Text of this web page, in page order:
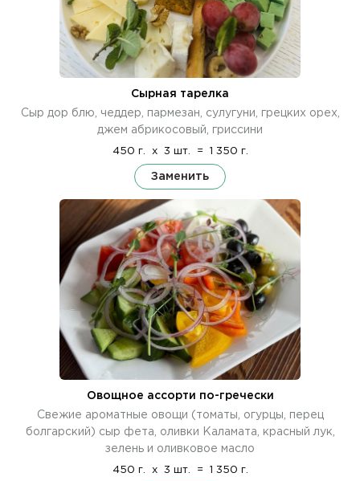
Сырная тарелка
Сыр дор блю, чеддер, пармезан, сулугуни, грецких орех,
джем абрикосовый, гриссини
450 г. x 3 шт. = 1 350 г.
Заменить
Овощное ассорти по-гречески
Свежие ароматные овощи (томаты, огурцы, перец
болгарский) сыр фета, оливки Каламата, красный лук,
зелень и оливковое масло
450 г. x 3 шт. = 1 350 г.